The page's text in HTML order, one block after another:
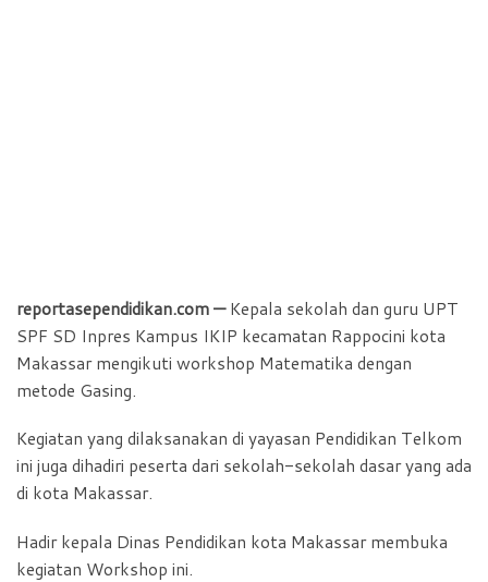
reportasependidikan.com —Kepala sekolah dan guru UPT
SPF SD Inpres Kampus IKIP kecamatan Rappocini kota
Makassar mengikuti workshop Matematika dengan
metode Gasing.
Kegiatan yang dilaksanakan di yayasan Pendidikan Telkom
ini juga dihadiri peserta dari sekolah-sekolah dasar yang ada
di kota Makassar.
Hadir kepala Dinas Pendidikan kota Makassar membuka
kegiatan Workshop ini.